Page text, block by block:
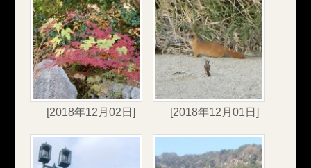
[2018年12月02日] [2018年12月01日]